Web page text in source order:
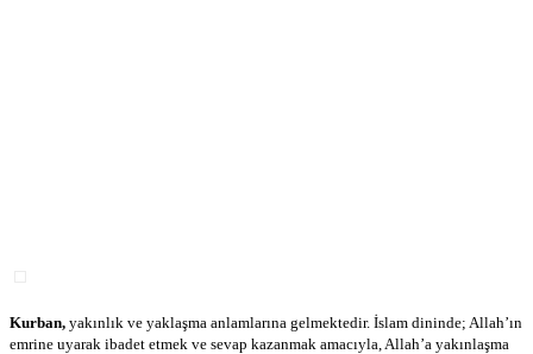
Kurban, yakınlık ve yaklaşma anlamlarına gelmektedir. İslam dininde; Allah’ın
emrine uyarak ibadet etmek ve sevap kazanmak amacıyla, Allah’a yakınlaşma